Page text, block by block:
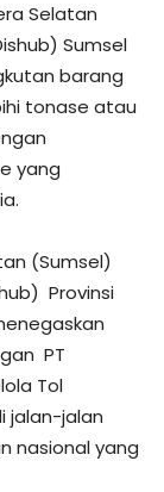
Selatan
Sumsel
barang
tonase atau
yang
(Sumsel)
Provinsi
PT
Tol
jalan-jalan
nasional yang